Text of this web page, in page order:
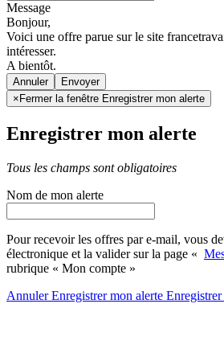
Message
Bonjour,
Voici une offre parue sur le site
intéresser.
A bientôt.
Annuler
× Fermer la fenêtre Enregistrer mon alerte
Enregistrer mon alerte
Tous les champs sont obligatoires
Nom de mon alerte
Pour recevoir les offres par e-mail, vous
électronique et la valider sur la page «
rubrique « Mon compte »
AnnulerEnregistrer mon alerte Enregistrer